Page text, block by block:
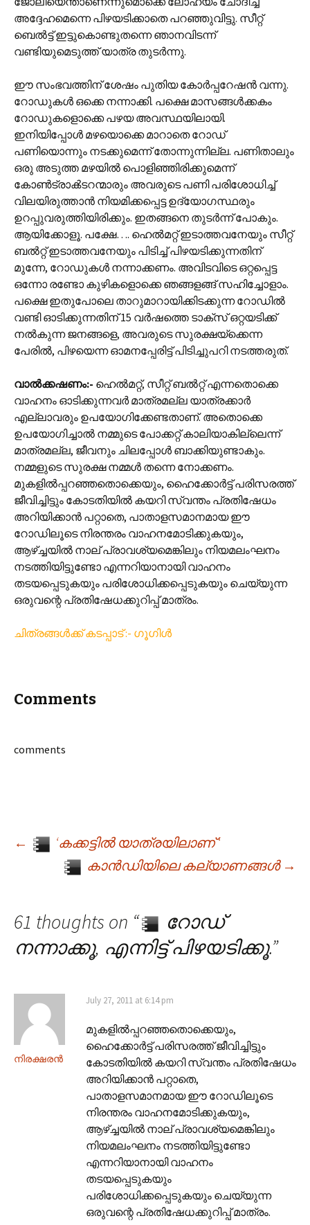
അദ്ദേഹമെന്നെ പിഴയടിക്കാതെ പറഞ്ഞുവിട്ടു. സീറ്റ്
ബെൽട്ട് ഇട്ടുകൊണ്ടുതന്നെ ഞാനവിടന്ന്
വണ്ടിയുമെടുത്ത് യാത്ര തുടർന്നു.
ഈ സംഭവത്തിന് ശേഷം പുതിയ കോർപ്പറേഷൻ വന്നു.
റോഡുകൾ ഒക്കെ നന്നാക്കി. പക്ഷെ മാസങ്ങൾക്കകം
റോഡുകളൊക്കെ പഴയ അവസ്ഥയിലായി.
ഇനിയിപ്പോൾ മഴയൊക്കെ മാറാതെ റോഡ്
പണിയൊന്നും നടക്കുമെന്ന് തോന്നുന്നില്ല. പണിതാലും
ഒരു അടുത്ത മഴയിൽ പൊളിഞ്ഞിരിക്കുമെന്ന്
കോൺ‌ട്രാൿടറന്മാരും അവരുടെ പണി പരിശോധിച്ച്
വിലയിരുത്താൻ നിയമിക്കപ്പെട്ട ഉദ്യോഗസ്ഥരും
ഉറപ്പുവരുത്തിയിരിക്കും. ഇതങ്ങനെ തുടർന്ന് പോകും.
ആയിക്കോളൂ. പക്ഷേ…. ഹെൽമറ്റ് ഇടാത്തവനേയും സീറ്റ്
ബൽറ്റ് ഇടാത്തവനേയും പിടിച്ച് പിഴയടിക്കുന്നതിന്
മുന്നേ, റോഡുകൾ നന്നാക്കണം. അവിടവിടെ ഒറ്റപ്പെട്ട
ഒന്നോ രണ്ടോ കുഴികളൊക്കെ ഞങ്ങളങ്ങ് സഹിച്ചോളാം.
പക്ഷെ ഇതുപോലെ താറുമാറായിക്കിടക്കുന്ന റോഡിൽ
വണ്ടി ഓടിക്കുന്നതിന് 15 വർഷത്തെ ടാക്സ് ഒറ്റയടിക്ക്
നൽകുന്ന ജനങ്ങളെ, അവരുടെ സുരക്ഷയ്ക്കെന്ന
പേരിൽ, പിഴയെന്ന ഓമനപ്പേരിട്ട് പിടിച്ചുപറി നടത്തരുത്.
വാൽക്കഷണം:‌- ഹെൽമറ്റ്, സീറ്റ് ബൽറ്റ് എന്നതൊക്കെ
വാഹനം ഓടിക്കുന്നവർ മാത്രമല്ല യാത്രക്കാർ
എല്ലാവരും ഉപയോഗിക്കേണ്ടതാണ്. അതൊക്കെ
ഉപയോഗിച്ചാൽ നമ്മുടെ പോക്കറ്റ് കാലിയാകില്ലെന്ന്
മാത്രമല്ല, ജീവനും ചിലപ്പോൾ ബാക്കിയുണ്ടാകും.
നമ്മളുടെ സുരക്ഷ നമ്മൾ തന്നെ നോക്കണം.
മുകളിൽ‌പ്പറഞ്ഞതൊക്കെയും, ഹൈക്കോർട്ട് പരിസരത്ത്
ജീവിച്ചിട്ടും കോടതിയിൽ കയറി സ്വന്തം പ്രതിഷേധം
അറിയിക്കാൻ പറ്റാതെ, പാതാളസമാനമായ ഈ
റോഡിലൂടെ നിരന്തരം വാഹനമോടിക്കുകയും,
ആഴ്ച്ചയിൽ നാല് പ്രാവശ്യമെങ്കിലും നിയമലംഘനം
നടത്തിയിട്ടുണ്ടോ എന്നറിയാനായി വാഹനം
തടയപ്പെടുകയും പരിശോധിക്കപ്പെടുകയും ചെയ്യുന്ന
ഒരുവന്റെ പ്രതിഷേധക്കുറിപ്പ് മാത്രം.
ചിത്രങ്ങൾക്ക് കടപ്പാട് :- ഗൂഗിൾ
Comments
comments
Post navigation
←
‘കക്കട്ടിൽ യാത്രയിലാണ് ‘
കാൻഡിയിലെ കല്യാണങ്ങൾ →
61 thoughts on “
റോഡ്
നന്നാക്കൂ, എന്നിട്ട് പിഴയടിക്കൂ.”
നിരക്ഷരൻ
July 27, 2011 at 6:14 pm
മുകളിൽ‌പ്പറഞ്ഞതൊക്കെയും,
ഹൈക്കോർട്ട് പരിസരത്ത് ജീവിച്ചിട്ടും
കോടതിയിൽ കയറി സ്വന്തം പ്രതിഷേധം
അറിയിക്കാൻ പറ്റാതെ,
പാതാളസമാനമായ ഈ റോഡിലൂടെ
നിരന്തരം വാഹനമോടിക്കുകയും,
ആഴ്ച്ചയിൽ നാല് പ്രാവശ്യമെങ്കിലും
നിയമലംഘനം നടത്തിയിട്ടുണ്ടോ
എന്നറിയാനായി വാഹനം
തടയപ്പെടുകയും
പരിശോധിക്കപ്പെടുകയും ചെയ്യുന്ന
ഒരുവന്റെ പ്രതിഷേധക്കുറിപ്പ് മാത്രം.